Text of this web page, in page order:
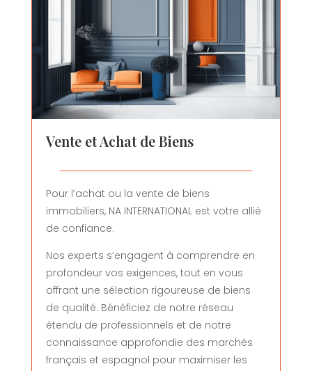
Vente et Achat de Biens
Pour l’achat ou la vente de biens
immobiliers, NA INTERNATIONAL est votre allié
de confiance.
Nos experts s’engagent à comprendre en
profondeur vos exigences, tout en vous
offrant une sélection rigoureuse de biens
de qualité. Bénéficiez de notre réseau
étendu de professionnels et de notre
connaissance approfondie des marchés
français et espagnol pour maximiser les